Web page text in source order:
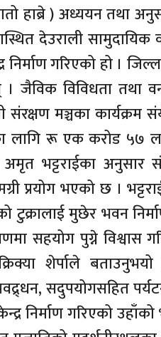
हाब्रे ) अध्ययन तथा
देउराली
गरिएको हो ।
। जैविक विविधता तथा
संरक्षण मञ्चका
लागि रू एक करोड ५७
भट्टराईका अनुसार
प्रयोग भएको छ ।
टुक्रालाई मुछेर भवन
सहयोग पुग्ने विश्वास
शेर्पाले
सदुपयोगसहित
निर्माण गरिएको